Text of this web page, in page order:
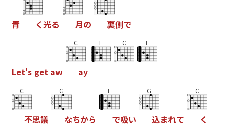
青 く光る 月の 裏側で
Let's get aw
C
ay
F C F
C
不思議
G
なちから
F
で吸い
G
込まれて
C
く